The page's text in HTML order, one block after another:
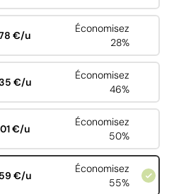
€/u
Économisez
28%
€/u
Économisez
46%
€/u
Économisez
50%
€/u
Économisez
55%